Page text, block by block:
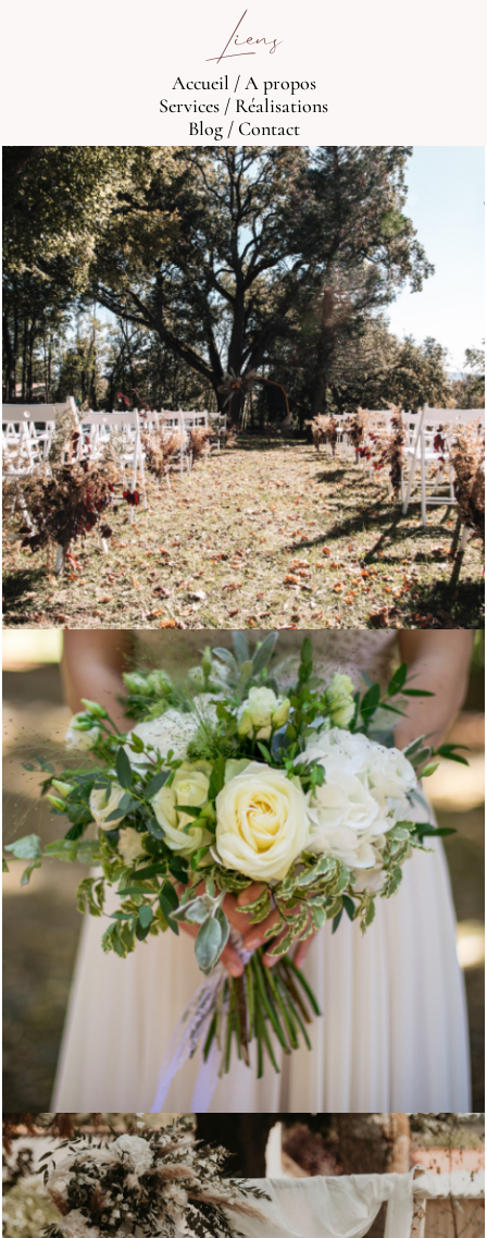
Liens
Accueil /A propos
Services / Réalisations
Blog/Contact